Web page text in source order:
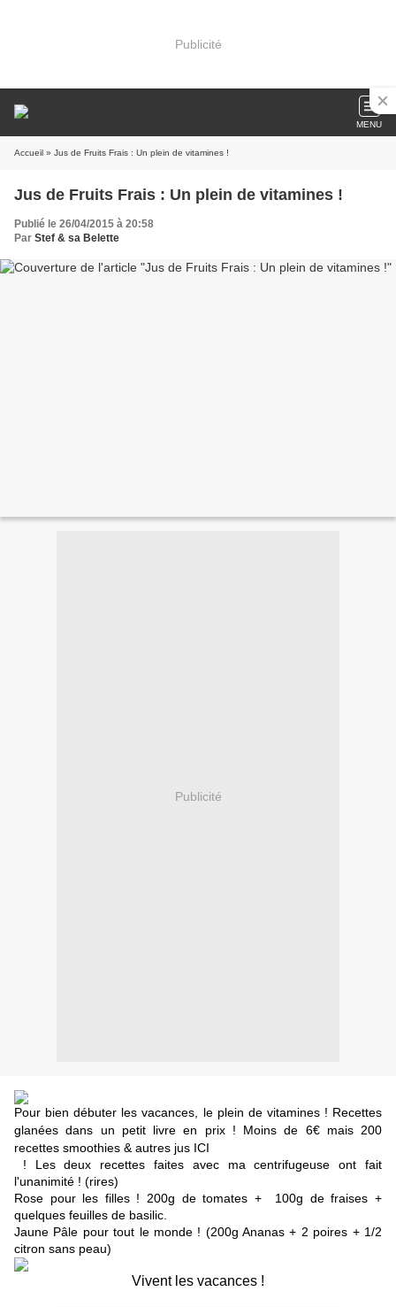
Publicité
MENU
Accueil » Jus de Fruits Frais : Un plein de vitamines !
Jus de Fruits Frais : Un plein de vitamines !
Publié le 26/04/2015 à 20:58
Par Stef & sa Belette
Publicité
Pour bien débuter les vacances, le plein de vitamines ! Recettes
glanées dans un petit livre en prix ! Moins de 6€ mais 200
recettes smoothies & autres jus ICI
! Les deux recettes faites avec ma centrifugeuse ont fait
l'unanimité ! (rires)
Rose pour les filles ! 200g de tomates + 100g de fraises +
quelques feuilles de basilic.
Jaune Pâle pour tout le monde ! (200g Ananas + 2 poires + 1/2
citron sans peau)
Vivent les vacances !